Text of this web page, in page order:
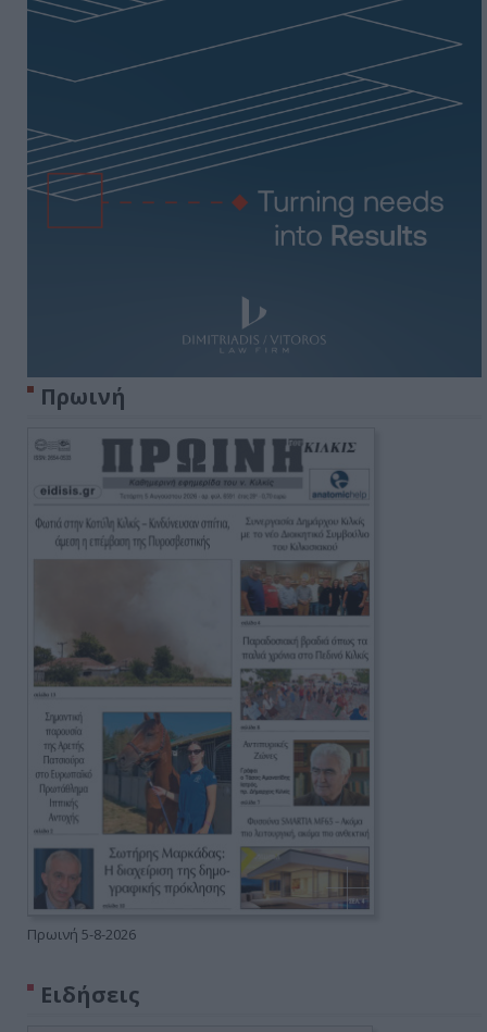
Πρωινή
Πρωινή 5-8-2026
Ειδήσεις